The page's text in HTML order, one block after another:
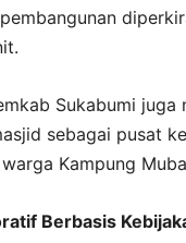
Sukabumi juga
sebagai pusat
Kampung
Berbasis